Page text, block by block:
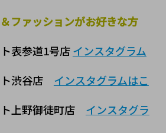
ファッションがお好きな方
表参道1号店 インスタグラム
ト渋谷店 インスタグラムはこ
上野御徒町店 インスタグラ